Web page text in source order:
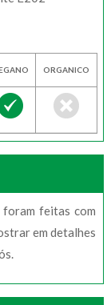
ORGANICO
feitas com
em detalhes